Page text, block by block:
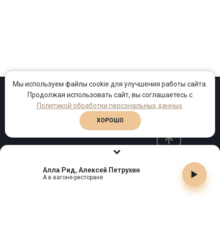
Алла Рид, Алексей Петрухин
А в вагоне-ресторане
Проекты Песни Клипы
Телефон:+7 (495) 909-99-40
Email:
info@gutserievmedia.ru
Мы используем файлы cookie для улучшения работы сайта.
Продолжая использовать сайт, вы соглашаетесь с
Политикой обработки персональных данных.
ХОРОШО